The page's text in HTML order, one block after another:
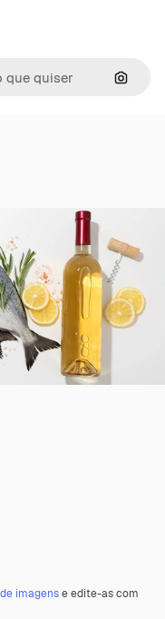
imagense edite-as com